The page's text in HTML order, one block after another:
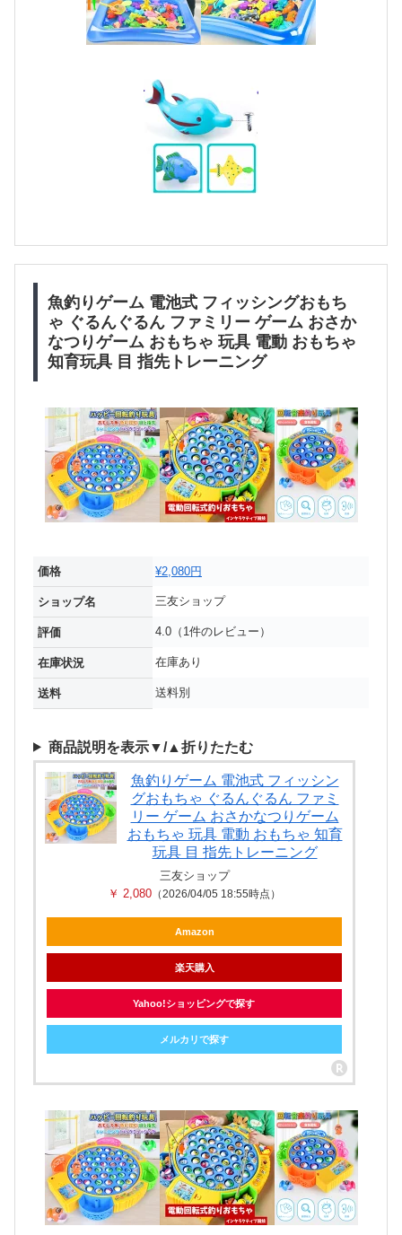
魚釣りゲーム 電池式 フィッシングおもち
ゃ ぐるんぐるん ファミリー ゲーム おさか
なつりゲーム おもちゃ 玩具 電動 おもちゃ
知育玩具 目 指先トレーニング
価格 ¥2,080円
ショップ名 三友ショップ
評価 4.0（1件のレビュー）
在庫状況 在庫あり
送料 送料別
商品説明を表示▼/▲折りたたむ
魚釣りゲーム 電池式 フィッシン
グおもちゃ ぐるんぐるん ファミ
リー ゲーム おさかなつりゲーム
おもちゃ 玩具 電動 おもちゃ 知育
玩具 目 指先トレーニング
三友ショップ
￥ 2,080 （2026/04/05 18:55時点）
Amazon
楽天購入
Yahoo!ショッピングで探す
メルカリで探す